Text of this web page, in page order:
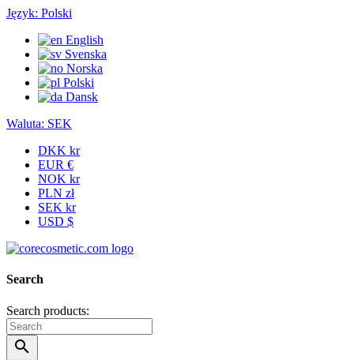
Język: Polski
English
Svenska
Norska
Polski
Dansk
Waluta: SEK
DKK kr
EUR €
NOK kr
PLN zł
SEK kr
USD $
Search
Search products:
search